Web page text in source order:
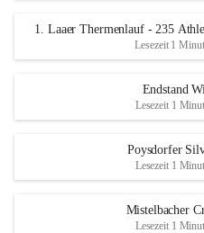
1. Laaer Thermenlauf - 235
Lesezeit 1
Endstand
Lesezeit 1
Poysdorfer
Lesezeit 1
Mistelbacher
Lesezeit 1